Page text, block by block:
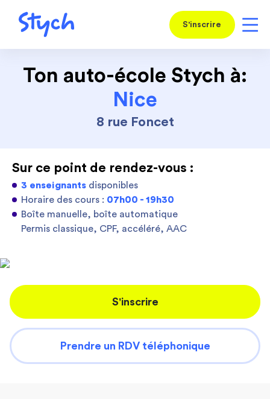
S'inscrire
Ton auto-école Stych à:
Nice
8 rue Foncet
Sur ce point de rendez-vous :
3 enseignants disponibles
Horaire des cours : 07h00 - 19h30
Boîte manuelle, boîte automatique
Permis classique, CPF, accéléré, AAC
S'inscrire
Prendre un RDV téléphonique